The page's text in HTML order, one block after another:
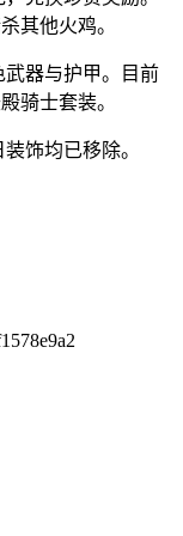
其他火鸡。
器与护甲。目前
骑士套装。
饰均已移除。